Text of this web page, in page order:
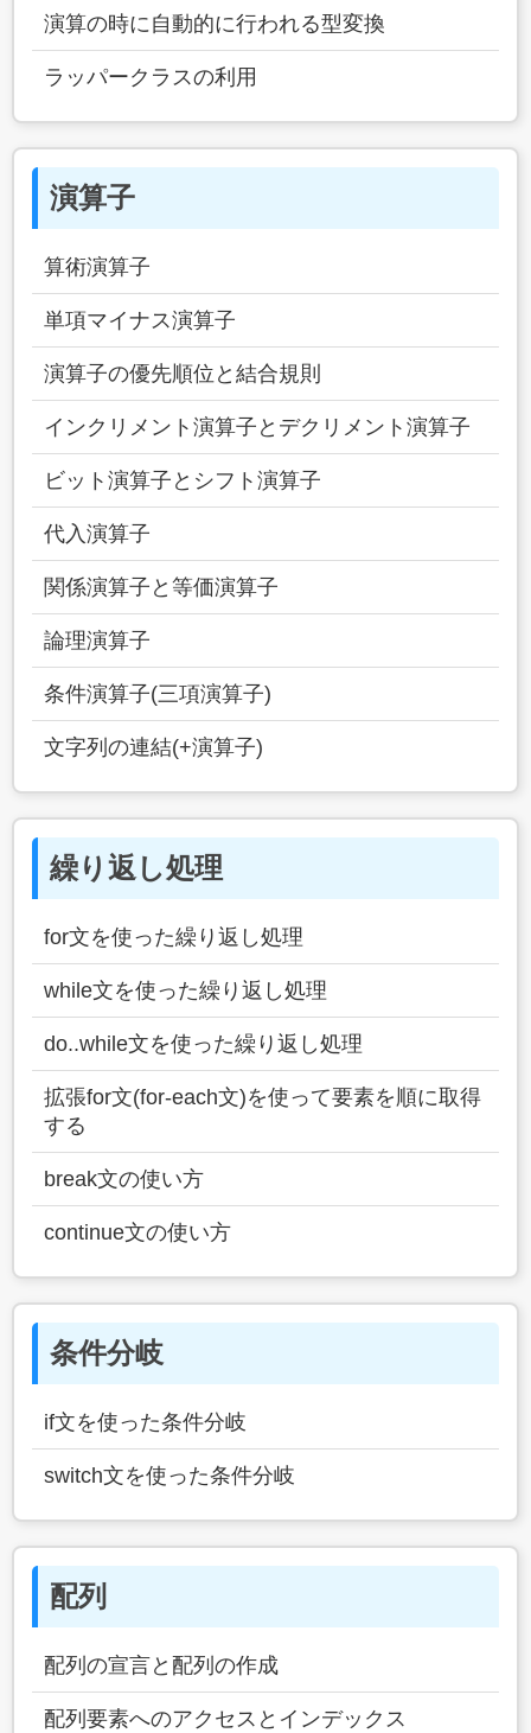
演算の時に自動的に行われる型変換
ラッパークラスの利用
演算子
算術演算子
単項マイナス演算子
演算子の優先順位と結合規則
インクリメント演算子とデクリメント演算子
ビット演算子とシフト演算子
代入演算子
関係演算子と等価演算子
論理演算子
条件演算子(三項演算子)
文字列の連結(+演算子)
繰り返し処理
for文を使った繰り返し処理
while文を使った繰り返し処理
do..while文を使った繰り返し処理
拡張for文(for-each文)を使って要素を順に取得
する
break文の使い方
continue文の使い方
条件分岐
if文を使った条件分岐
switch文を使った条件分岐
配列
配列の宣言と配列の作成
配列要素へのアクセスとインデックス